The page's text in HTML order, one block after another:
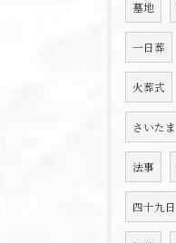
墓地
一日葬
火葬式
さいたま
法事
四十九日